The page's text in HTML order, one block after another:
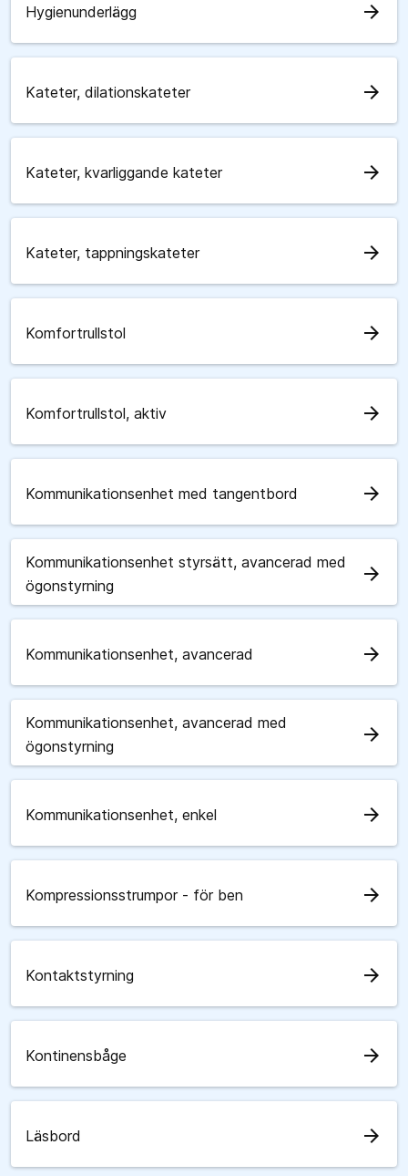
Hygienunderlägg arrow_forward
Kateter, dilationskateter arrow_forward
Kateter, kvarliggande kateter arrow_forward
Kateter, tappningskateter arrow_forward
Komfortrullstol arrow_forward
Komfortrullstol, aktiv arrow_forward
Kommunikationsenhet med tangentbord arrow_forward
Kommunikationsenhet styrsätt, avancerad med
ögonstyrning
arrow_forward
Kommunikationsenhet, avancerad arrow_forward
Kommunikationsenhet, avancerad med
ögonstyrning
arrow_forward
Kommunikationsenhet, enkel arrow_forward
Kompressionsstrumpor - för ben arrow_forward
Kontaktstyrning arrow_forward
Kontinensbåge arrow_forward
Läsbord arrow_forward